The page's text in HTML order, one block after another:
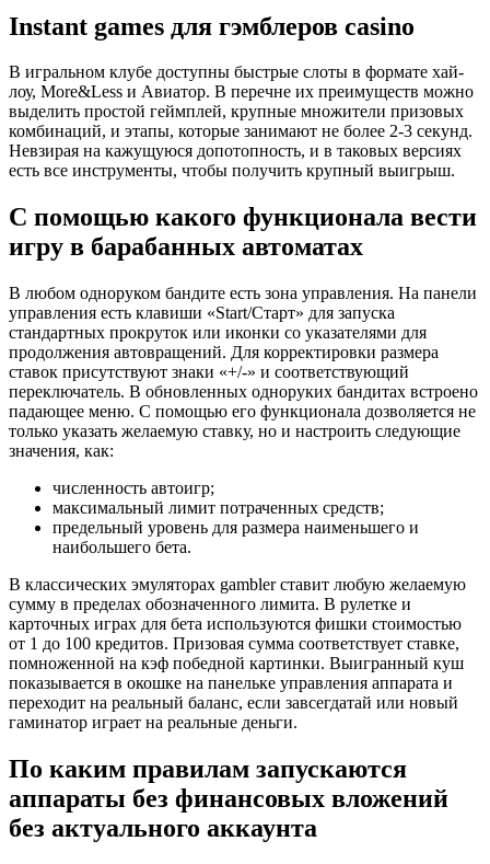
Instant games для гэмблеров casino
В игральном клубе доступны быстрые слоты в формате хай-
лоу, More&Less и Авиатор. В перечне их преимуществ можно
выделить простой геймплей, крупные множители призовых
комбинаций, и этапы, которые занимают не более 2-3 секунд.
Невзирая на кажущуюся допотопность, и в таковых версиях
есть все инструменты, чтобы получить крупный выигрыш.
С помощью какого функционала вести
игру в барабанных автоматах
В любом одноруком бандите есть зона управления. На панели
управления есть клавиши «Start/Старт» для запуска
стандартных прокруток или иконки со указателями для
продолжения автовращений. Для корректировки размера
ставок присутствуют знаки «+/-» и соответствующий
переключатель. В обновленных одноруких бандитах встроено
падающее меню. С помощью его функционала дозволяется не
только указать желаемую ставку, но и настроить следующие
значения, как:
численность автоигр;
максимальный лимит потраченных средств;
предельный уровень для размера наименьшего и
наибольшего бета.
В классических эмуляторах gambler ставит любую желаемую
сумму в пределах обозначенного лимита. В рулетке и
карточных играх для бета используются фишки стоимостью
от 1 до 100 кредитов. Призовая сумма соответствует ставке,
помноженной на кэф победной картинки. Выигранный куш
показывается в окошке на панельке управления аппарата и
переходит на реальный баланс, если завсегдатай или новый
гаминатор играет на реальные деньги.
По каким правилам запускаются
аппараты без финансовых вложений
без актуального аккаунта